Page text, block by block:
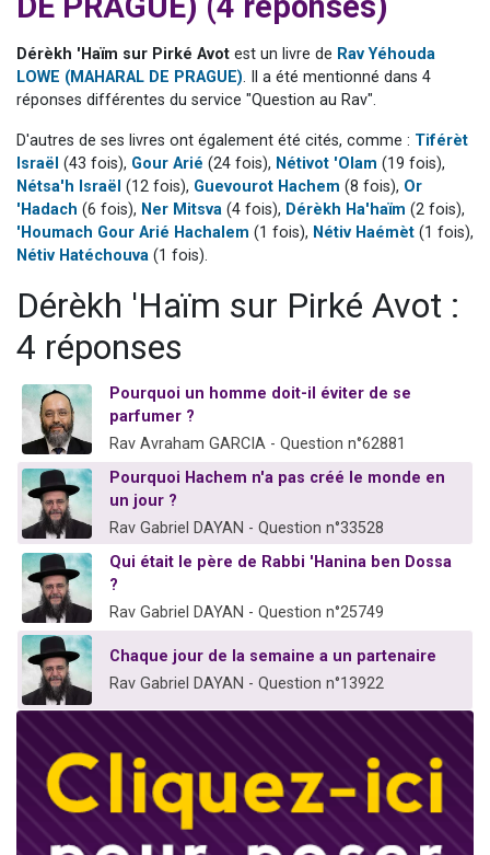
Ariel vient de donner son Maasser
Eva vient de donner son Maasser
Dérèkh 'Haïm sur Pirké Avot est un livre de Rav Yéhouda
LOWE (MAHARAL DE PRAGUE). Il a été mentionné dans 4
réponses différentes du service "Question au Rav".
D'autres de ses livres ont également été cités, comme : Tiférèt
Israël (43 fois), Gour Arié (24 fois), Nétivot 'Olam (19 fois),
Nétsa'h Israël (12 fois), Guevourot Hachem (8 fois), Or
'Hadach (6 fois), Ner Mitsva (4 fois), Dérèkh Ha'haïm (2 fois),
'Houmach Gour Arié Hachalem (1 fois), Nétiv Haémèt (1 fois),
Nétiv Hatéchouva (1 fois).
Dérèkh 'Haïm sur Pirké Avot :
4 réponses
Pourquoi un homme doit-il éviter de se
parfumer ?
Rav Avraham GARCIA - Question n°62881
Pourquoi Hachem n'a pas créé le monde en
un jour ?
Rav Gabriel DAYAN - Question n°33528
Qui était le père de Rabbi 'Hanina ben Dossa
?
Rav Gabriel DAYAN - Question n°25749
Chaque jour de la semaine a un partenaire
Rav Gabriel DAYAN - Question n°13922